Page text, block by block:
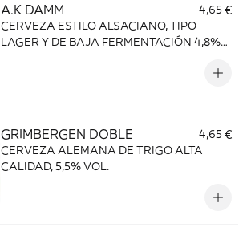
A.K DAMM
4,65 €
CERVEZA ESTILO ALSACIANO, TIPO
LAGER Y DE BAJA FERMENTACIÓN 4,8%
GRIMBERGEN DOBLE
4,65 €
CERVEZA ALEMANA DE TRIGO ALTA
CALIDAD, 5,5% VOL.